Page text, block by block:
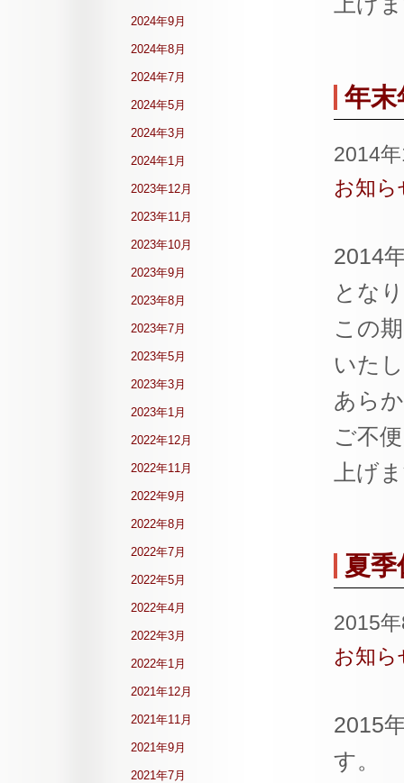
年末
2014
お知ら
2014
とな
この
いた
あら
ご不
上げ
夏
2015
お知ら
2015
す。
2024年9月
2024年8月
2024年7月
2024年5月
2024年3月
2024年1月
2023年12月
2023年11月
2023年10月
2023年9月
2023年8月
2023年7月
2023年5月
2023年3月
2023年1月
2022年12月
2022年11月
2022年9月
2022年8月
2022年7月
2022年5月
2022年4月
2022年3月
2022年1月
2021年12月
2021年11月
2021年9月
2021年7月